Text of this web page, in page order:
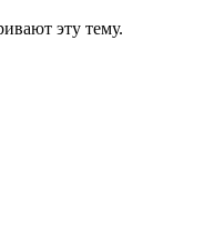
эту тему.